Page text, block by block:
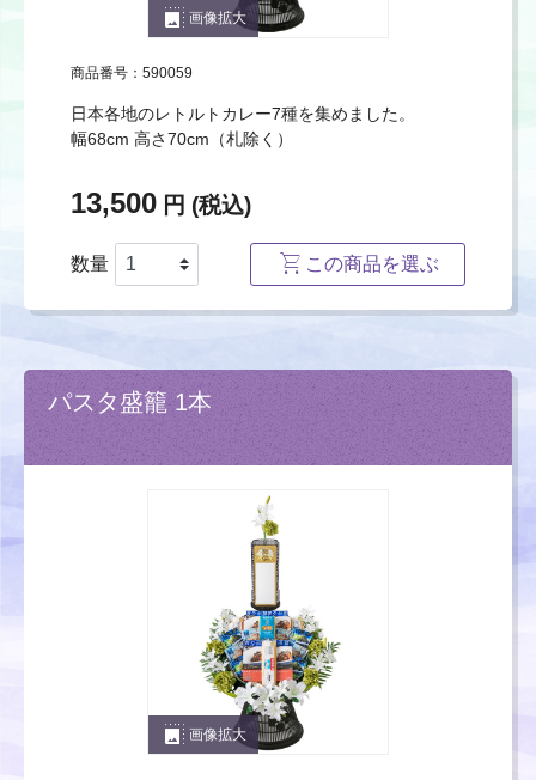
photo_size_select_large 画像拡大
商品番号：590059
日本各地のレトルトカレー7種を集めました。
幅68cm 高さ70cm（札除く）
13,500 円 (税込)
数量 この商品を選ぶ
パスタ盛籠 1本
photo_size_select_large 画像拡大